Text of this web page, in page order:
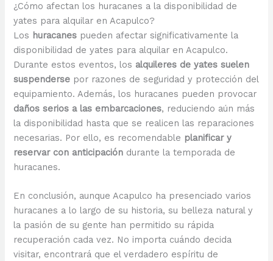
¿Cómo afectan los huracanes a la disponibilidad de
yates para alquilar en Acapulco?
Los huracanes pueden afectar significativamente la
disponibilidad de yates para alquilar en Acapulco.
Durante estos eventos, los alquileres de yates suelen
suspenderse por razones de seguridad y protección del
equipamiento. Además, los huracanes pueden provocar
daños serios a las embarcaciones, reduciendo aún más
la disponibilidad hasta que se realicen las reparaciones
necesarias. Por ello, es recomendable planificar y
reservar con anticipación durante la temporada de
huracanes.
En conclusión, aunque Acapulco ha presenciado varios
huracanes a lo largo de su historia, su belleza natural y
la pasión de su gente han permitido su rápida
recuperación cada vez. No importa cuándo decida
visitar, encontrará que el verdadero espíritu de